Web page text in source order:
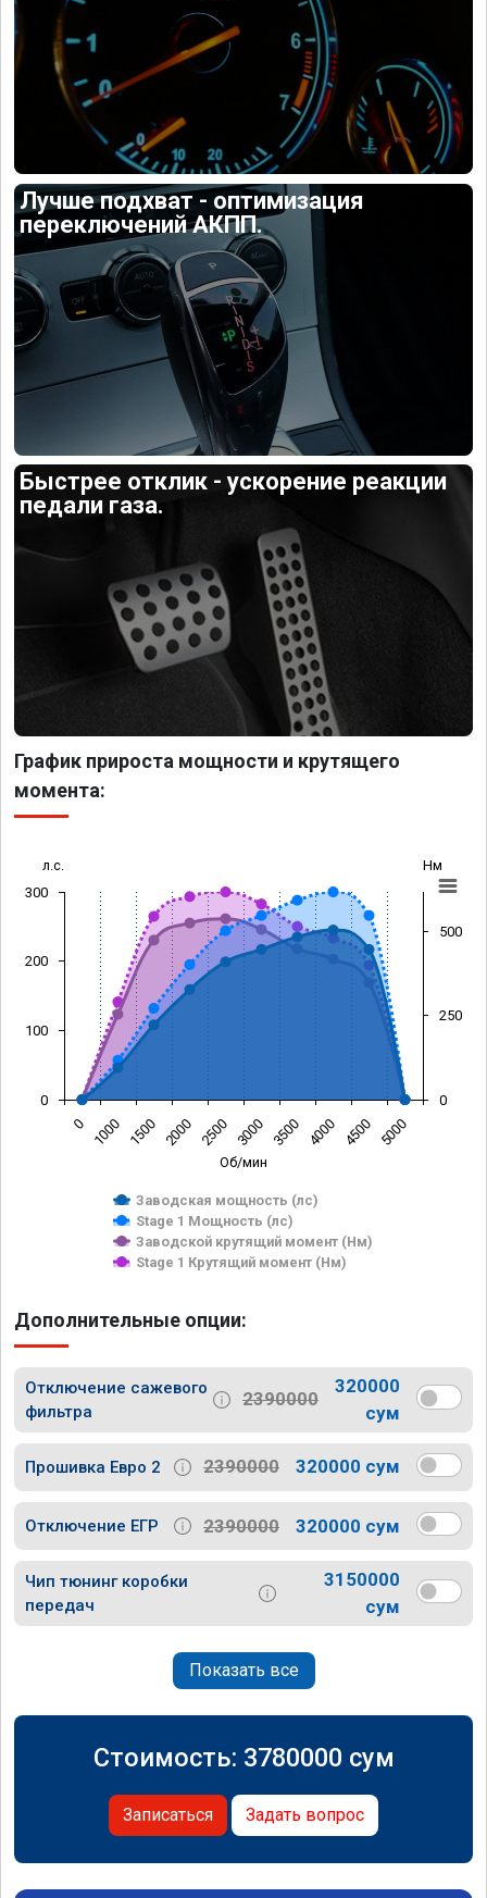
Лучше подхват - оптимизация
переключений АКПП.
Быстрее отклик - ускорение реакции
педали газа.
График прироста мощности и крутящего
момента:
Об/мин
л.с. Нм
Заводская мощность (лс)
Stage 1 Мощность (лс)
Заводской крутящий момент (Нм)
Stage 1 Крутящий момент (Нм)
0 1000 1500 2000 2500 3000 3500 4000 4500 5000
0
100
200
300
0
250
500
Дополнительные опции:
Отключение сажевого
фильтра
2390000
320000
сум
Прошивка Евро 2 2390000 320000 сум
Отключение ЕГР 2390000 320000 сум
Чип тюнинг коробки
передач
3150000
сум
Показать все
Стоимость: 3780000 сум
Записаться Задать вопрос